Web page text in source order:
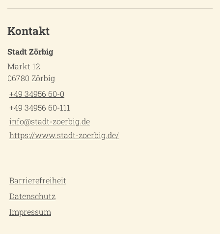
Kontakt
Stadt Zörbig
Markt 12
06780 Zörbig
+49 34956 60-0
+49 34956 60-111
info@stadt-zoerbig.de
https://www.stadt-zoerbig.de/
Barrierefreiheit
Datenschutz
Impressum